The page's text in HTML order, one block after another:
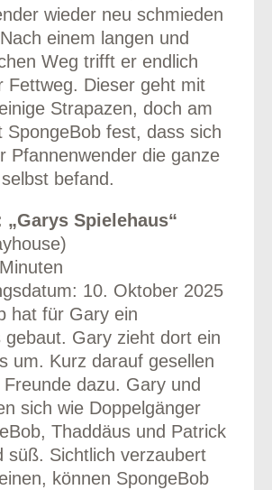
wieder neu schmieden
einem langen und
Weg trifft er endlich
Fettweg. Dieser geht mit
Strapazen, doch am
SpongeBob fest, dass sich
Pfannenwender die ganze
befand.
„Garys Spielehaus“
10. Oktober 2025
hat für Gary ein
gebaut. Gary zieht dort ein
um. Kurz darauf gesellen
dazu. Gary und
sich wie Doppelgänger
Thaddäus und Patrick
süß. Sichtlich verzaubert
können SpongeBob